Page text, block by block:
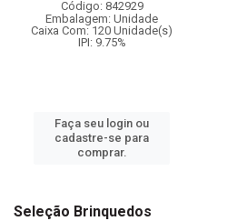
Código: 842929
Embalagem: Unidade
Caixa Com: 120 Unidade(s)
IPI: 9.75%
Faça seu login ou
cadastre-se para
comprar.
Seleção Brinquedos